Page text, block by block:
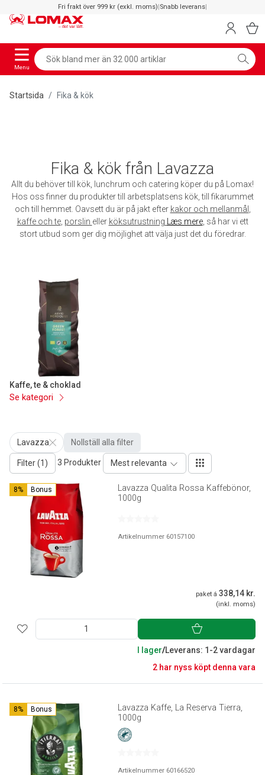
Fri frakt över 999 kr (exkl. moms)|Snabb leverans|
Menu
Startsida Fika & kök
Fika & kök från Lavazza
Allt du behöver till kök, lunchrum och catering köper du på Lomax!
Hos oss finner du produkter till arbetsplatsens kök, till fikarummet
och till hemmet. Oavsett du är på jakt efter kakor och mellanmål
kaffe och te, porslin eller köksutrustning Læs mere, så har vi ett
stort utbud som ger dig möjlighet att välja just det du föredrar.
Kaffe, te & choklad
Se kategori
Lavazza Nollställ alla filter
Filter (1) 3 Produkter Mest relevanta
8% Bonus
Lavazza Qualita Rossa Kaffebönor,
1000g
Artikelnummer 60157100
paket á 338,14 kr.
(inkl. moms)
I lager/Leverans: 1-2 vardagar
2 har nyss köpt denna vara
8% Bonus
Lavazza Kaffe, La Reserva Tierra,
1000g
Artikelnummer 60166520